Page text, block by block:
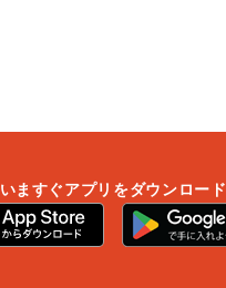
いますぐアプリをダウンロード